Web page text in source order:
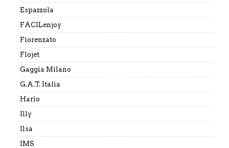
Espazzola
FACILenjoy
Fiorenzato
Flojet
Gaggia Milano
G.A.T. Italia
Hario
Illy
Ilsa
IMS